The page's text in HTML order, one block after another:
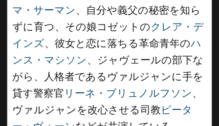
マ・サーマン 、自分や義父の秘密を知ら
ずに育つ、その娘コゼットのクレア・デ
インズ、彼女と恋に落ちる革命青年のハ
ンス・マシソン 、ジャヴェールの部下な
がら、人格者であるヴァルジャンに手を
貸す警察官 リーネ・ブリュノルフソン 、
ヴァルジャンを改心させる司教ピータ